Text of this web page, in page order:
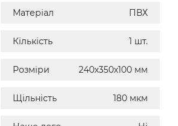
Матеріал ПВХ
Кількість 1 шт.
Розміри 240х350х100 мм
Щільність 180 мкм